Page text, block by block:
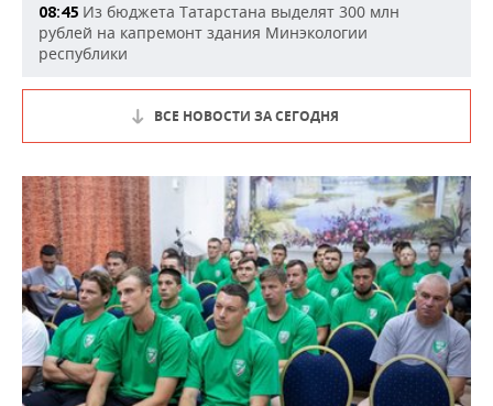
08:45 Из бюджета Татарстана выделят 300 млн
рублей на капремонт здания Минэкологии
республики
ВСЕ НОВОСТИ ЗА СЕГОДНЯ